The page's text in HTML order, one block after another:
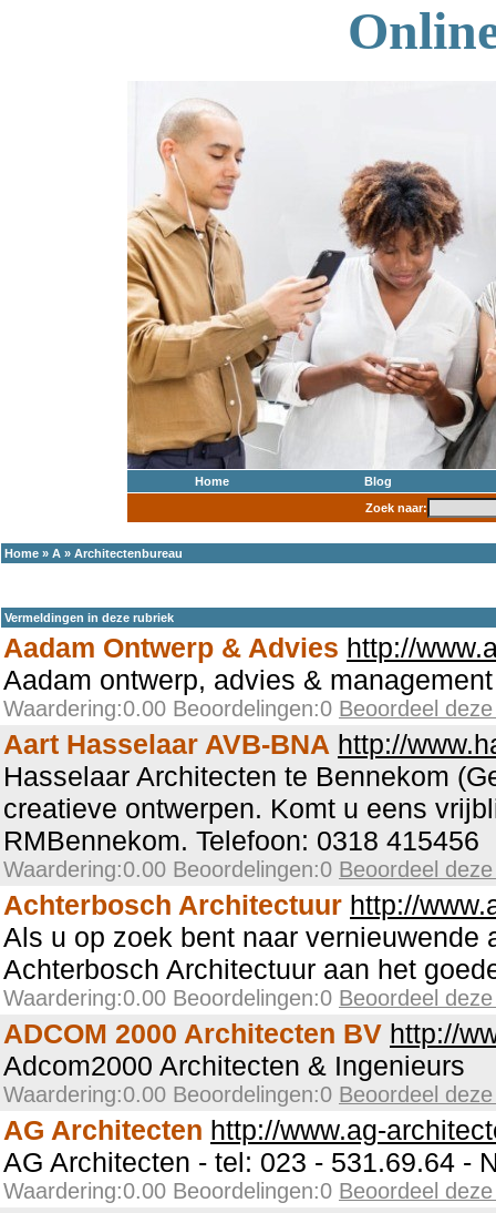
Home
Blog
Zoek naar:
Home » A » Architectenbureau
Vermeldingen in deze rubriek
Aadam Ontwerp & Advies http://
Aadam ontwerp, advies & management
Waardering:0.00 Beoordelingen:0 Beoordeel
Aart Hasselaar AVB-BNA http://
Hasselaar Architecten te Bennekom
creatieve ontwerpen. Komt u eens
RMBennekom. Telefoon: 0318 415456
Waardering:0.00 Beoordelingen:0 Beoordeel
Achterbosch Architectuur http://
Als u op zoek bent naar vernieuwende
Achterbosch Architectuur aan het
Waardering:0.00 Beoordelingen:0 Beoordeel
ADCOM 2000 Architecten BV http://
Adcom2000 Architecten & Ingenieurs
Waardering:0.00 Beoordelingen:0 Beoordeel
AG Architecten http://www.ag-
AG Architecten - tel: 023 - 531.69.64 -
Waardering:0.00 Beoordelingen:0 Beoordeel